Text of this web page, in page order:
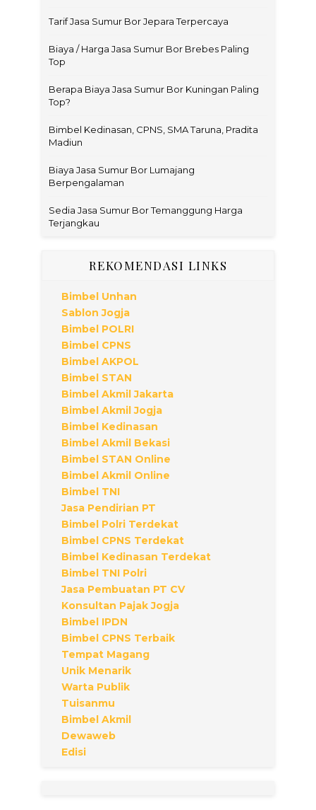
Tarif Jasa Sumur Bor Jepara Terpercaya
Biaya / Harga Jasa Sumur Bor Brebes Paling
Top
Berapa Biaya Jasa Sumur Bor Kuningan Paling
Top?
Bimbel Kedinasan, CPNS, SMA Taruna, Pradita
Madiun
Biaya Jasa Sumur Bor Lumajang
Berpengalaman
Sedia Jasa Sumur Bor Temanggung Harga
Terjangkau
REKOMENDASI LINKS
Bimbel Unhan
Sablon Jogja
Bimbel POLRI
Bimbel CPNS
Bimbel AKPOL
Bimbel STAN
Bimbel Akmil Jakarta
Bimbel Akmil Jogja
Bimbel Kedinasan
Bimbel Akmil Bekasi
Bimbel STAN Online
Bimbel Akmil Online
Bimbel TNI
Jasa Pendirian PT
Bimbel Polri Terdekat
Bimbel CPNS Terdekat
Bimbel Kedinasan Terdekat
Bimbel TNI Polri
Jasa Pembuatan PT CV
Konsultan Pajak Jogja
Bimbel IPDN
Bimbel CPNS Terbaik
Tempat Magang
Unik Menarik
Warta Publik
Tuisanmu
Bimbel Akmil
Dewaweb
Edisi